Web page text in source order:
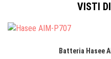
VISTI
Batteria Hasee